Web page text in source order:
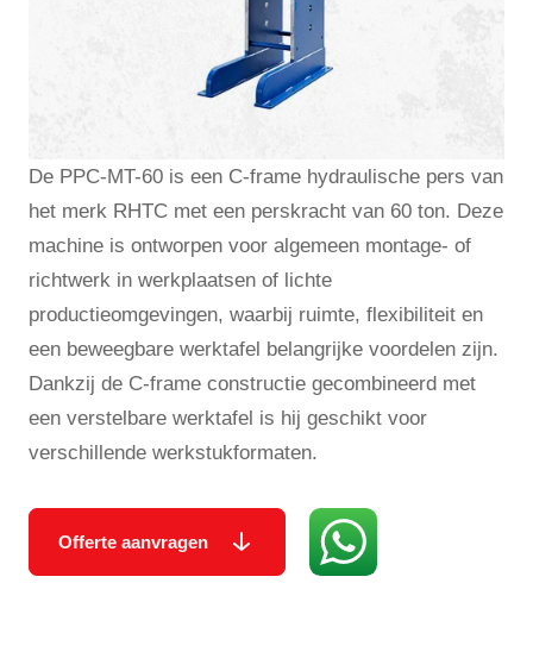
De PPC-MT-60 is een C-frame hydraulische pers van
het merk RHTC met een perskracht van 60 ton. Deze
machine is ontworpen voor algemeen montage- of
richtwerk in werkplaatsen of lichte
productieomgevingen, waarbij ruimte, flexibiliteit en
een beweegbare werktafel belangrijke voordelen zijn.
Dankzij de C-frame constructie gecombineerd met
een verstelbare werktafel is hij geschikt voor
verschillende werkstukformaten.
Offerte aanvragen